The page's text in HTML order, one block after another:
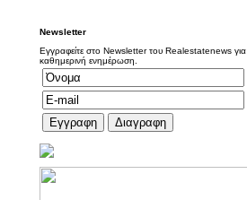
Newsletter
Εγγραφείτε στο Newsletter του Realestatenews
καθημερινή ενημέρωση.